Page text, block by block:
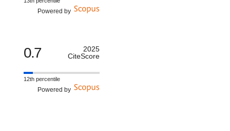
Powered by
0.7
2025
CiteScore
12th percentile
Powered by